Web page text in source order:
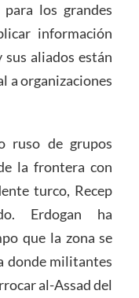
los grandes
información
aliados están
a organizaciones
ruso de grupos
la frontera con
turco, Recep
Erdogan ha
que la zona se
donde militantes
al-Assad del